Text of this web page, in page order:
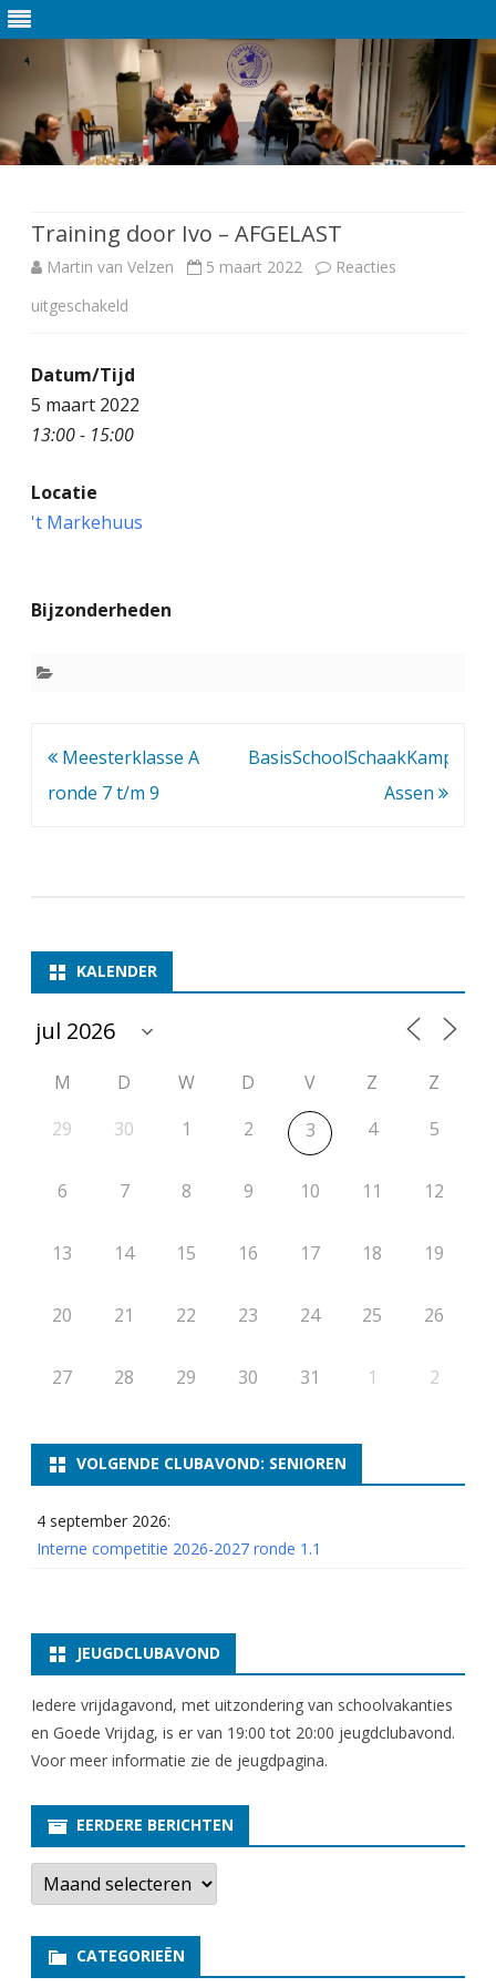
de
inhoud
Training door Ivo – AFGELAST
Martin van Velzen 5 maart 2022
Reacties
uitgeschakeld
o
n
d
v
A
F
S
Datum/Tijd
5 maart 2022
13:00 - 15:00
Locatie
't Markehuus
Bijzonderheden
Bericht
navigatie
Meesterklasse A
ronde 7 t/m 9
Assen
KALENDER
M D W D V Z
Z
29
30 1 2 3 4 5
6 7 8 9 10 11 12
13 14 15 16 17 18 19
20 21 22 23 24 25 26
27 28 29 30 31 1 2
VOLGENDE CLUBAVOND: SENIOREN
4 september 2026:
Interne competitie 2026-2027 ronde 1.1
JEUGDCLUBAVOND
Iedere vrijdagavond, met uitzondering van schoolvakanties
en Goede Vrijdag, is er van 19:00 tot 20:00 jeugdclubavond.
Voor meer informatie zie de jeugdpagina.
EERDERE BERICHTEN
E
r
e
e
CATEGORIEËN